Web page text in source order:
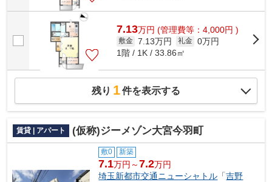
7.13万円 (管理費等：4,000円 )
敷金 7.13万円 礼金 0万円
1階 / 1K / 33.86㎡
残り 1件を表示する
賃貸 | アパート (仮称)ジーメゾン大宮今羽町
敷0 新築
7.1万円～7.2万円
埼玉新都市交通ニューシャトル 「吉野